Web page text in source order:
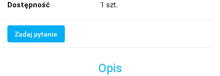
Dostępność 1 szt.
Zadaj pytanie
Opis